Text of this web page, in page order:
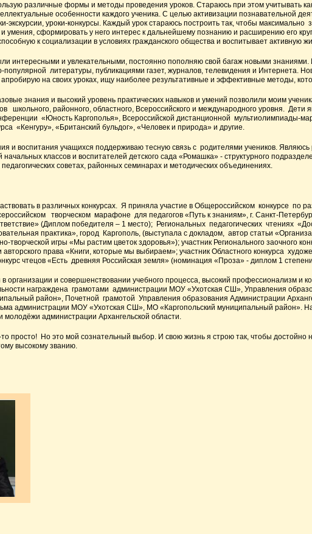
различные формы и методы проведения уроков. Стараюсь при этом учитывать как
особенности каждого ученика. С целью активизации познавательной
экскурсии, уроки-конкурсы. Каждый урок стараюсь построить так, чтобы максимально
умения, сформировать у него интерес к дальнейшему познанию и расширению его
к социализации в условиях гражданского общества и воспитывает активную
и увлекательными, постоянно пополняю свой багаж новыми знаниями.
популярной литературы, публикациями газет, журналов, телевидения и Интернета.
на своих уроках, ищу наиболее результативные и эффективные методы,
знания и высокий уровень практических навыков и умений позволили моим
школьного, районного, областного, Всероссийского и международного уровня.
«Юность Каргополья», Всероссийской дистанционной мультиолимпиады-
«Кенгуру», «Британский бульдог», «Человек и природа» и другие.
воспитания учащихся поддерживаю тесную связь с родителями учеников. Являюсь
начальных классов и воспитателей детского сада «Ромашка» - структурного
советах, районных семинарах и методических объединениях.
в различных конкурсах. Я приняла участие в Общероссийском конкурсе по
творческом марафоне для педагогов «Путь к знаниям», г. Санкт-
(Диплом победителя – 1 место); Региональных педагогических чтениях
практика», город Каргополь, (выступала с докладом, автор статьи
творческой игры «Мы растим цветок здоровья»); участник Регионального заочного
права «Книги, которые мы выбираем»; участник Областного конкурса
чтецов «Есть древняя Российская земля» (номинация «Проза» - диплом 1
в организации и совершенствовании учебного процесса, высокий профессионализм и
награждена грамотами администрации МОУ «Ухотская СШ», Управления
район», Почетной грамотой Управления образования Администрации
администрации МОУ «Ухотская СШ», МО «Каргопольский муниципальный район».
администрации Архангельской области.
просто! Но это мой сознательный выбор. И свою жизнь я строю так, чтобы
высокому званию.